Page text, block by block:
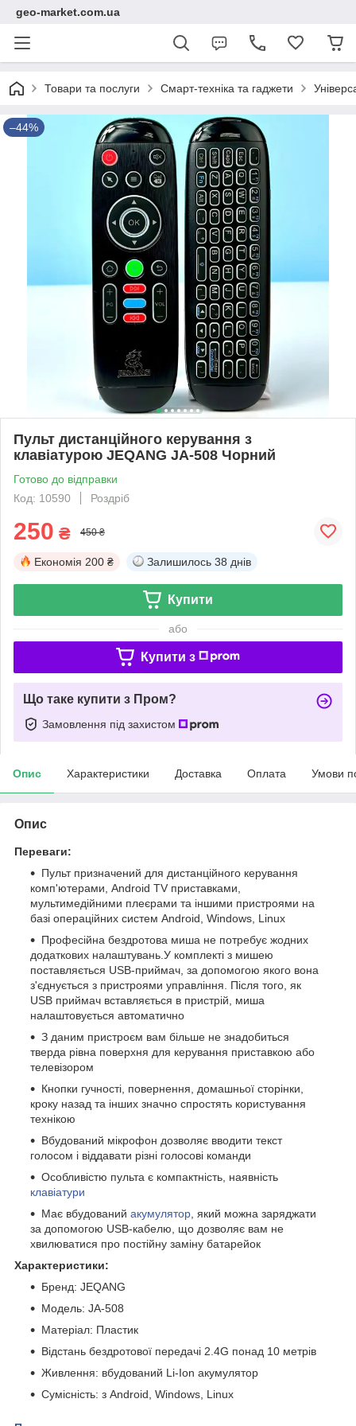
geo-market.com.ua
Товари та послуги Смарт-техніка та гаджети
–44%
Пульт дистанційного керування з
клавіатурою JEQANG JA-508 Чорний
Готово до відправки
Код: 10590
Роздріб
250 ₴ 450 ₴
Економія 200 ₴ Залишилось 38 днів
Купити
або
Купити з
Що таке купити з Пром?
Замовлення під захистом
Опис Характеристики Доставка Оплата Умови
Опис
Переваги:
Пульт призначений для дистанційного керування
комп'ютерами, Android TV приставками,
мультимедійними плеєрами та іншими пристроями на
базі операційних систем Android, Windows, Linux
Професійна бездротова миша не потребує жодних
додаткових налаштувань.У комплекті з мишею
поставляється USB-приймач, за допомогою якого вона
з'єднується з пристроями управління. Після того, як
USB приймач вставляється в пристрій, миша
налаштовується автоматично
З даним пристроєм вам більше не знадобиться
тверда рівна поверхня для керування приставкою або
телевізором
Кнопки гучності, повернення, домашньої сторінки,
кроку назад та інших значно спростять користування
технікою
Вбудований мікрофон дозволяє вводити текст
голосом і віддавати різні голосові команди
Особливістю пульта є компактність, наявність
клавіатури
Має вбудований акумулятор , який можна заряджати
за допомогою USB-кабелю, що дозволяє вам не
хвилюватися про постійну заміну батарейок
Характеристики:
Бренд: JEQANG
Модель: JA-508
Матеріал: Пластик
Відстань бездротової передачі 2.4G понад 10 метрів
Живлення: вбудований Li-Ion акумулятор
Сумісність: з Android, Windows, Linux